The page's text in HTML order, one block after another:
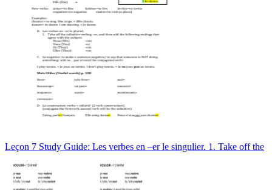
Leçon 7 Study Guide: Les verbes en –er le singulier. 1. Take off the